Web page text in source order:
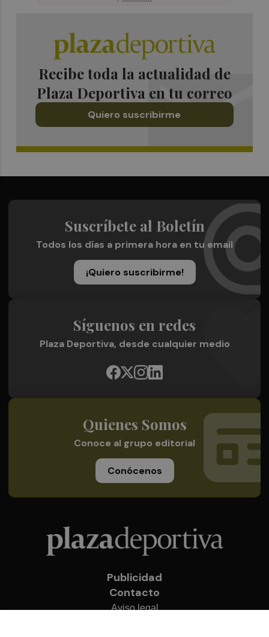
Recibe toda la actualidad de
Plaza Deportiva en tu correo
Quiero suscribirme
Suscríbete al Boletín
Todos los días a primera hora en tu email
¡Quiero suscribirme!
Síguenos en redes
Plaza Deportiva, desde cualquier medio
Quienes Somos
Conoce al grupo editorial
Conócenos
Publicidad
Contacto
Aviso legal